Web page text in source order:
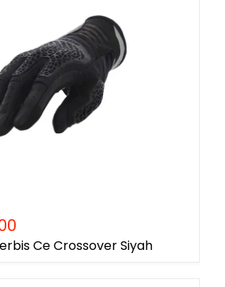
Ce Crossover Siyah